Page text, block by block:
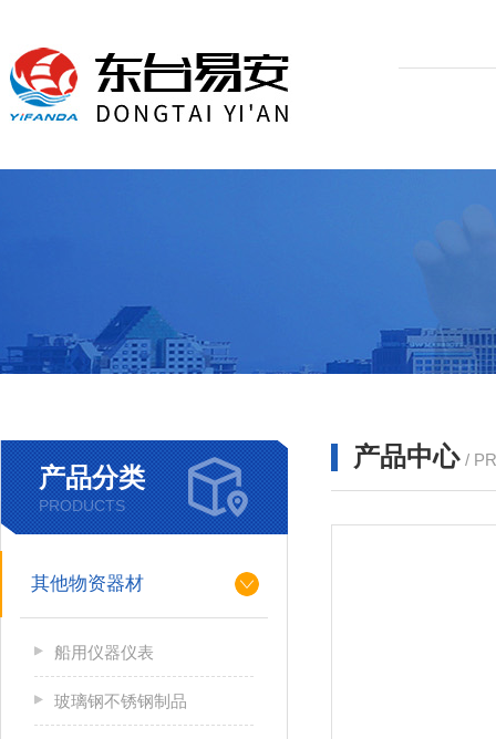
产品分类
PRODUCTS
其他物资器材
船用仪器仪表
玻璃钢不锈钢制品
产品中心 /